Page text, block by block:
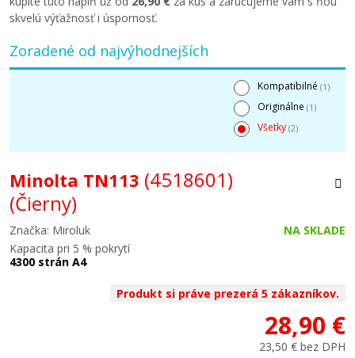
skvelú výťažnosť i úspornosť.
Zoradené od najvýhodnejších
Kompatibilné (1)
Originálne (1)
Všetky (2)
Minolta TN113 (4518601)
(Čierny)
Značka: Miroluk
NA SKLADE
Kapacita pri 5 % pokrytí
4300 strán A4
Produkt si práve prezerá 5 zákazníkov.
28,90 €
23,50 € bez DPH